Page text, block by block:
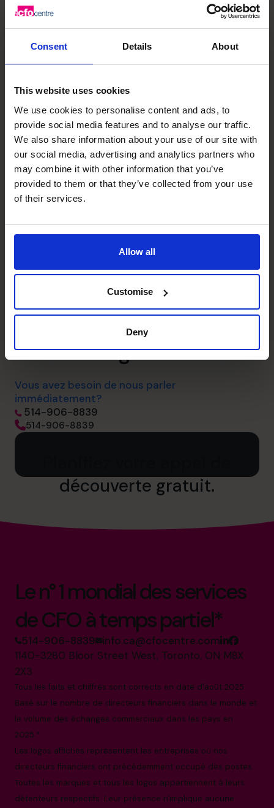
Consent Details About
This website uses cookies
We use cookies to personalise content and ads, to
provide social media features and to analyse our traffic.
We also share information about your use of our site with
our social media, advertising and analytics partners who
may combine it with other information that you’ve
provided to them or that they’ve collected from your use
of their services.
Allow all
Customise
Deny
Compétences spécialisées
de Ron
Planification des affaires
Amélioration des flux de trésorerie
Budgétisation et prévisions
financières
Gestion des risques
Libérez votre potentiel.
Planifiez votre appel de
découverte gratuit.
Vous avez besoin de nous parler
immédiatement?
514-906-8839
514-906-8839
découverte gratuit.
Le n° 1 mondial des services
de CFO à temps partiel*
514-906-8839 info.ca@cfocentre.com
1140-3280 Bloor Street West, Toronto, ON M8X
2X3
Tous les faits et chiffres sont corrects en date d'août 2025.
Basé sur le nombre de directeurs financiers dans le monde et
le volume des échanges commerciaux dans les pays en
2025.*
Les logos affichés représentent les entreprises où nos
directeurs financiers ont précédemment occupé des postes.
Toutes les marques et tous les logos appartiennent à leurs
détenteurs respectifs. Leur présence n'implique aucune